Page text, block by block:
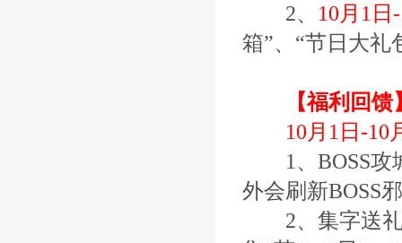
2、 10月1日
箱”、“节日大礼
【福利回馈
10月1日-10
1、BOSS攻
外会刷新BOSS
2、集字送礼